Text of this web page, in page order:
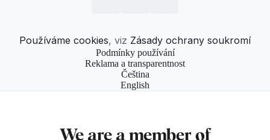
Používáme cookies, viz Zásady ochrany soukromí
Podmínky používání
Reklama a transparentnost
Čeština
English
We are a member of